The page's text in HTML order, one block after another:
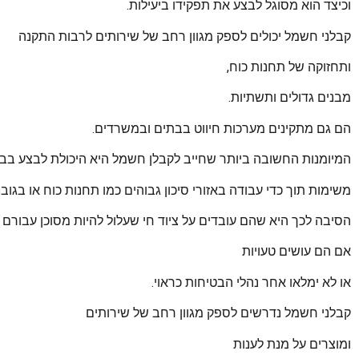
וכיצד הוא מסוגל לבצע את תפקידו ביעילות.
קבלני חשמל יכולים לספק מגוון רחב של שירותים לרבות התקנה
ותחזוקה של תחנות כוח,
מבנים גדולים ותשתיות.
הם גם מתקינים מערכות חיווט בבתים ובמשרדים.
המיומנות החשובה ביותר שחייב לקבלן חשמל היא היכולת לבצע
משימות תוך כדי עבודה באזורי סיכון גבוהים כמו תחנות כוח או
הסיבה לכך היא שהם עובדים על ציוד חי שעלול להיות מסוכן עבורם
אם הם עושים טעויות
או לא ימלאו אחר נהלי הבטיחות כראוי.
קבלני חשמל נדרשים לספק מגוון רחב של שירותים
ומוצרים על מנת לענות